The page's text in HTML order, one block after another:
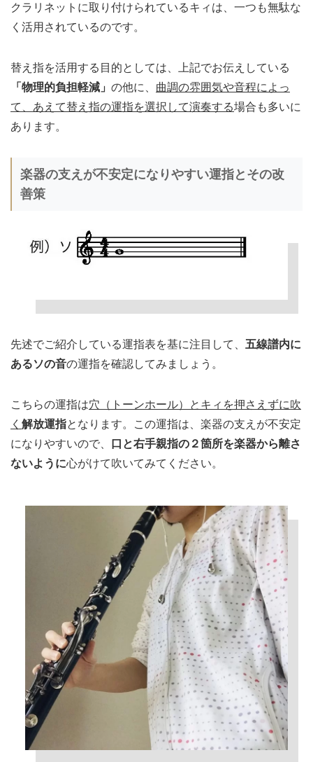
クラリネットに取り付けられているキィは、一つも無駄な
く活用されているのです。
替え指を活用する目的としては、上記でお伝えしている
「物理的負担軽減」 の他に、 曲調の雰囲気や音程によっ
て、あえて替え指の運指を選択して演奏する場合も多いに
あります。
楽器の支えが不安定になりやすい運指とその改
善策
先述でご紹介している運指表を基に注目して、 五線譜内に
あるソの音の運指を確認してみましょう。
こちらの運指は穴（トーンホール）とキィを押さえずに吹
く 解放運指となります。この運指は、楽器の支えが不安定
になりやすいので、
口と右手親指の２箇所を楽器から離さ
ないように心がけて吹いてみてください。